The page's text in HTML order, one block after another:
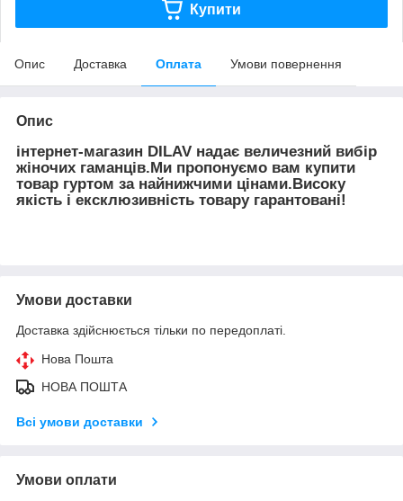
Купити
Опис Доставка Оплата Умови повернення
Опис
інтернет-магазин DILAV надає величезний вибір
жіночих гаманців.Ми пропонуємо вам купити
товар гуртом за найнижчими цінами.Високу
якість і ексклюзивність товару гарантовані!
Умови доставки
Доставка здійснюється тільки по передоплаті.
Нова Пошта
НОВА ПОШТА
Всі умови доставки
Умови оплати